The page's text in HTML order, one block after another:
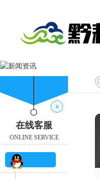
x
在线客服
ONLINE SERVICE